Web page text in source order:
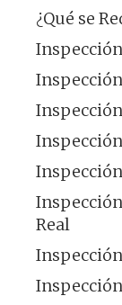
¿Qué se
Real